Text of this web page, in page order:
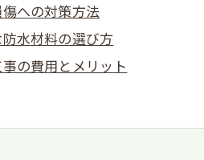
への対策方法
水材料の選び方
の費用とメリット